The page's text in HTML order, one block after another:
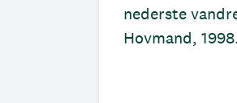
nederste
Hovmand, 1998.